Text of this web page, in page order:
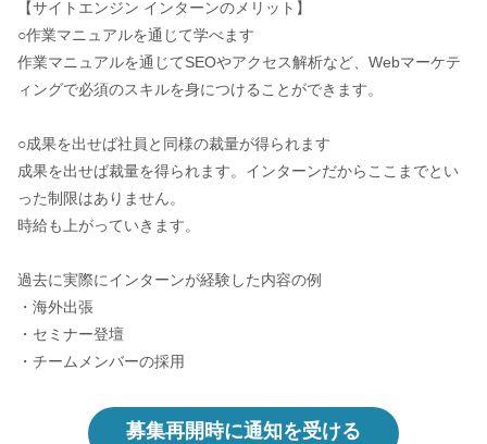
【サイトエンジン インターンのメリット】
○作業マニュアルを通じて学べます
作業マニュアルを通じてSEOやアクセス解析など、Webマーケテ
ィングで必須のスキルを身につけることができます。
○成果を出せば社員と同様の裁量が得られます
成果を出せば裁量を得られます。インターンだからここまでとい
った制限はありません。
時給も上がっていきます。
過去に実際にインターンが経験した内容の例
・海外出張
・セミナー登壇
・チームメンバーの採用
募集再開時に通知を受ける